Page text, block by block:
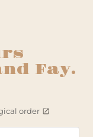
Fay.